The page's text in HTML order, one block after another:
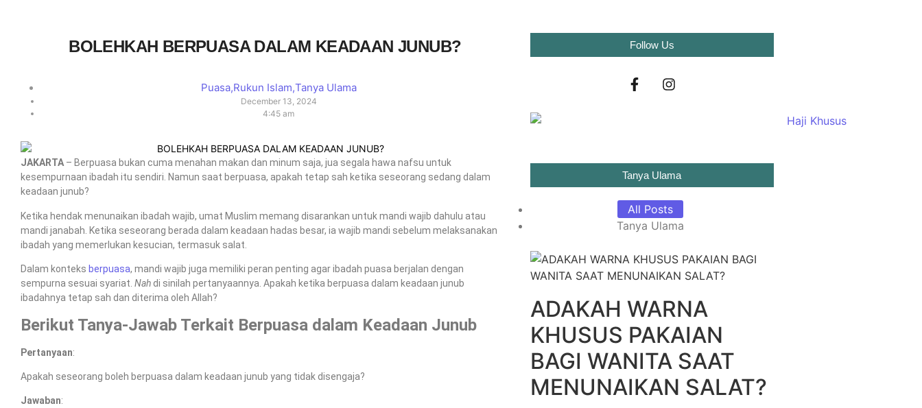
BOLEHKAH BERPUASA DALAM KEADAAN JUNUB?
Puasa,Rukun Islam,Tanya Ulama
December 13, 2024
4:45 am
JAKARTA– Berpuasa bukan cuma menahan makan dan minum saja, jua segala hawa nafsu untuk
kesempurnaan ibadah itu sendiri. Namun saat berpuasa, apakah tetap sah ketika seseorang sedang dalam
keadaan junub?
Ketika hendak menunaikan ibadah wajib, umat Muslim memang disarankan untuk mandi wajib dahulu atau
mandi janabah. Ketika seseorang berada dalam keadaan hadas besar, ia wajib mandi sebelum melaksanakan
ibadah yang memerlukan kesucian, termasuk salat.
Dalam konteks berpuasa, mandi wajib juga memiliki peran penting agar ibadah puasa berjalan dengan
sempurna sesuai syariat. Nah di sinilah pertanyaannya. Apakah ketika berpuasa dalam keadaan junub
ibadahnya tetap sah dan diterima oleh Allah?
Berikut Tanya-Jawab Terkait Berpuasa dalam Keadaan Junub
Pertanyaan:
Apakah seseorang boleh berpuasa dalam keadaan junub yang tidak disengaja?
Jawaban:
Follow Us
Tanya Ulama
All Posts
Tanya Ulama
ADAKAH WARNA
KHUSUS PAKAIAN
BAGI WANITA SAAT
MENUNAIKAN SALAT?